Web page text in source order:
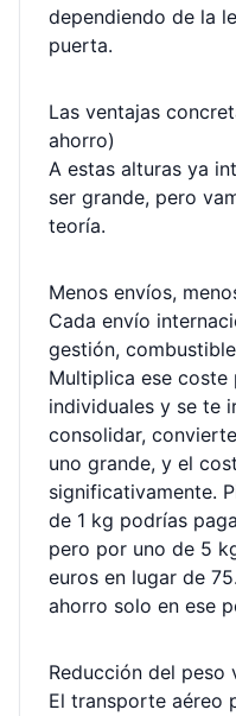
dependiendo de la
puerta.
Las ventajas
ahorro)
A estas alturas ya
ser grande, pero
teoría.
Menos envíos,
Cada envío
gestión,
Multiplica ese
individuales y se te
consolidar,
uno grande, y el
significativamente.
de 1 kg podrías
pero por uno de 5
euros en lugar de
ahorro solo en ese
Reducción del peso
El transporte aéreo